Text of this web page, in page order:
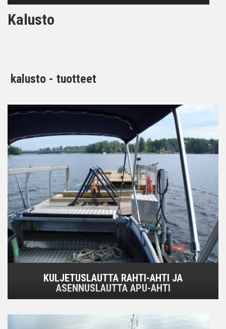
Kalusto
kalusto - tuotteet
KULJETUSLAUTTA RAHTI-AHTI JA
ASENNUSLAUTTA APU-AHTI